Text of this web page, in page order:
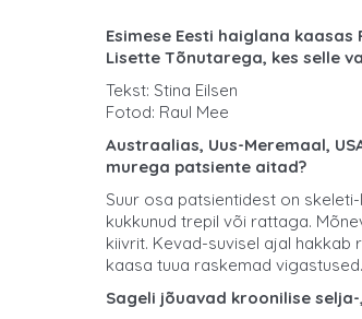
Esimese Eesti haiglana
Lisette Tõnutarega, kes selle
Tekst: Stina Eilsen
Fotod: Raul Mee
Austraalias, Uus-Meremaal,
murega patsiente aitad?
Suur osa patsientidest on
kukkunud trepil või rattaga.
kiivrit. Kevad-suvisel ajal
kaasa tuua raskemad vigastused.
Sageli jõuavad kroonilise